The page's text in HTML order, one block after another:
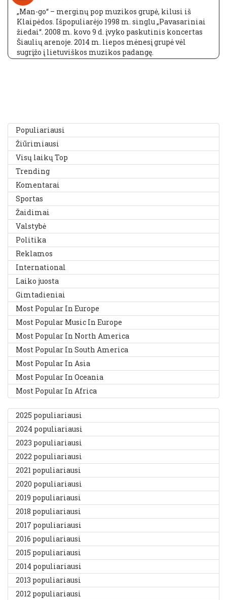
„Man-go“ – merginų pop muzikos grupė, kilusi iš
Klaipėdos. Išpopuliarėjo 1998 m. singlu „Pavasariniai
žiedai“. 2008 m. kovo 9 d. įvyko paskutinis koncertas
Šiaulių arenoje. 2014 m. liepos mėnesį grupė vėl
sugrįžo į lietuviškos muzikos padangę.
Populiariausi
Žiūrimiausi
Visų laikų Top
Trending
Komentarai
Sportas
Žaidimai
Valstybė
Politika
Reklamos
International
Laiko juosta
Gimtadieniai
Most Popular In Europe
Most Popular Music In Europe
Most Popular In North America
Most Popular In South America
Most Popular In Asia
Most Popular In Oceania
Most Popular In Africa
2025 populiariausi
2024 populiariausi
2023 populiariausi
2022 populiariausi
2021 populiariausi
2020 populiariausi
2019 populiariausi
2018 populiariausi
2017 populiariausi
2016 populiariausi
2015 populiariausi
2014 populiariausi
2013 populiariausi
2012 populiariausi